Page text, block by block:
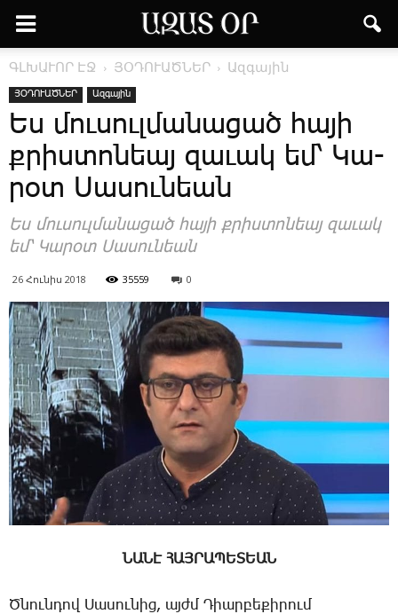
ԳԼԽԱՒՈՐ ԷՋ ՅՕԴՈՒԱԾՆԵՐ Ազգային
ՅՕԴՈՒԱԾՆԵՐ Ազգային
Ես մու­սուլ­մա­նա­ցած հա­յի
քրիս­տո­նեայ զա­ւակ եմ՝ ­Կա­
րօտ ­Սա­սու­նեան
Ես մու­սուլ­մա­նա­ցած հա­յի քրիս­տո­նեայ զա­ւակ
եմ՝ ­Կա­րօտ ­Սա­սու­նեան
26 Հունիս 2018 35559 0
ՆԱՆԷ ՀԱՅՐԱՊԵՏԵԱՆ
Ծ­նուն­դով ­Սա­սու­նից, այժմ ­Դիար­բե­քի­րում